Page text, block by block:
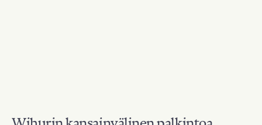
Wihurin kansainvälinen palkintoa